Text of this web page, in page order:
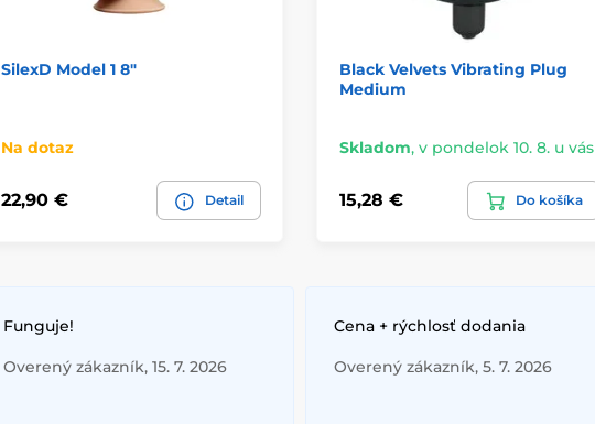
SilexD Model 1 8"
Na dotaz
22,90 € Detail
Black Velvets Vibrating Plug
Medium
Skladom, v pondelok 10. 8. u vás
15,28 € Do košíka
Funguje!
Overený zákazník, 15. 7. 2026
Cena + rýchlosť dodania
Overený zákazník, 5. 7. 2026